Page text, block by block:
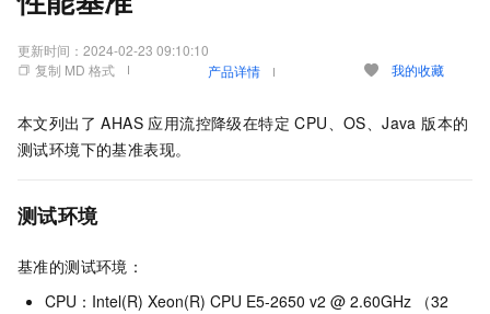
更新时间： 2024-02-23 09:10:10
复制 MD 格式
产品详情 我的收藏
本文列出了 AHAS 应用流控降级在特定 CPU、OS、Java 版本的
测试环境下的基准表现。
测试环境
基准的测试环境：
CPU：Intel(R) Xeon(R) CPU E5-2650 v2 @ 2.60GHz （32